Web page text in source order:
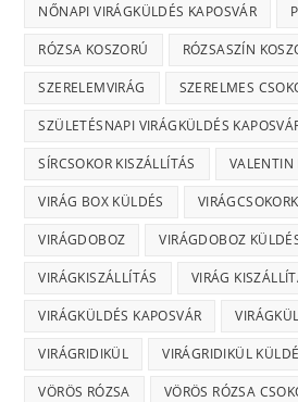
NŐNAPI VIRÁGKÜLDÉS KAPOSVÁR
RÓZSA KOSZORÚ RÓZSASZÍN
SZERELEMVIRÁG SZERELMES
SZÜLETÉSNAPI VIRÁGKÜLDÉS
SÍRCSOKOR KISZÁLLÍTÁS VALENTIN
VIRÁG BOX KÜLDÉS
VIRÁGDOBOZ VIRÁGDOBOZ
VIRÁGKISZÁLLÍTÁS VIRÁG
VIRÁGKÜLDÉS KAPOSVÁR
VIRÁGRIDIKÜL VIRÁGRIDIKÜL
VÖRÖS RÓZSA VÖRÖS RÓZSA